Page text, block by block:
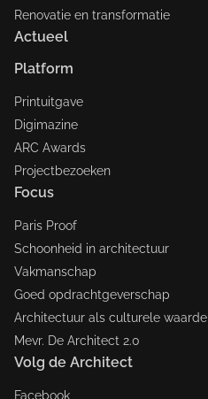
Renovatie en transformatie
Actueel
Platform
Printuitgave
Digimazine
ARC Awards
Projectbezoeken
Focus
Paris Proof
Schoonheid in architectuur
Vakmanschap
Goed opdrachtgeverschap
Architectuur als culturele waarde
Mevr. De Architect 2.0
Volg de Architect
Facebook